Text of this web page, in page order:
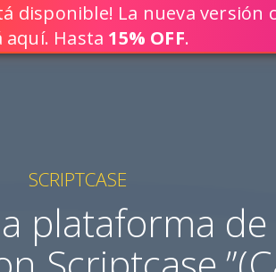
¡CREE
SCRIPTCASE
plataforma
disponible! La nueva versión
aquí. Hasta 15% OFF.